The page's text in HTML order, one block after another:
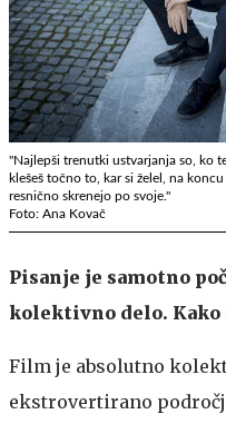
"Najlepši trenutki ustvarjanja so, ko
klešeš točno to, kar si želel, na
resnično skrenejo po svoje."
Foto: Ana Kovač
Pisanje je samotno
kolektivno delo. Kako
Film je absolutno
ekstrovertirano